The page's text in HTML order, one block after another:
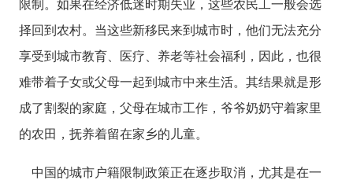
限制。如果在经济低迷时期失业，这些农民工一般会选
择回到农村。当这些新移民来到城市时，他们无法充分
享受到城市教育、医疗、养老等社会福利，因此，也很
难带着子女或父母一起到城市中来生活。其结果就是形
成了割裂的家庭，父母在城市工作，爷爷奶奶守着家里
的农田，抚养着留在家乡的儿童。
中国的城市户籍限制政策正在逐步取消，尤其是在一